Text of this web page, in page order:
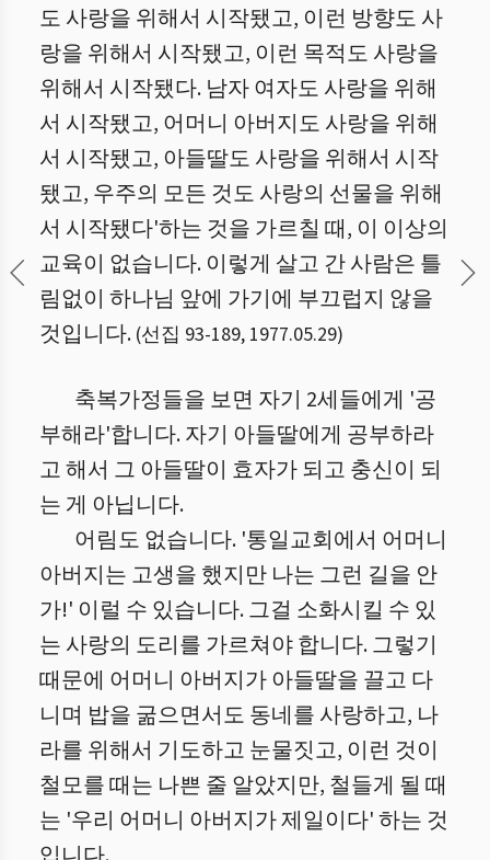
도 사랑을 위해서 시작됐고, 이런 방향도 사
랑을 위해서 시작됐고, 이런 목적도 사랑을
위해서 시작됐다. 남자 여자도 사랑을 위해
서 시작됐고, 어머니 아버지도 사랑을 위해
서 시작됐고, 아들딸도 사랑을 위해서 시작
됐고, 우주의 모든 것도 사랑의 선물을 위해
서 시작됐다'하는 것을 가르칠 때, 이 이상의
교육이 없습니다. 이렇게 살고 간 사람은 틀
림없이 하나님 앞에 가기에 부끄럽지 않을
것입니다. (선집 93-189, 1977.05.29)
축복가정들을 보면 자기 2세들에게 '공
부해라'합니다. 자기 아들딸에게 공부하라
고 해서 그 아들딸이 효자가 되고 충신이 되
는 게 아닙니다.
어림도 없습니다. '통일교회에서 어머니
아버지는 고생을 했지만 나는 그런 길을 안
가!' 이럴 수 있습니다. 그걸 소화시킬 수 있
는 사랑의 도리를 가르쳐야 합니다. 그렇기
때문에 어머니 아버지가 아들딸을 끌고 다
니며 밥을 굶으면서도 동네를 사랑하고, 나
라를 위해서 기도하고 눈물짓고, 이런 것이
철모를 때는 나쁜 줄 알았지만, 철들게 될 때
는 '우리 어머니 아버지가 제일이다' 하는 것